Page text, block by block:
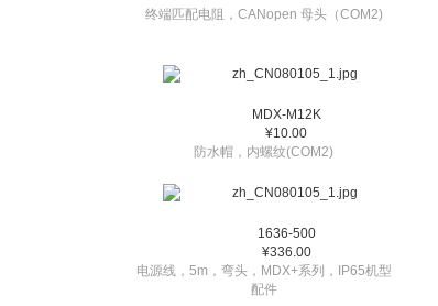
终端匹配电阻，CANopen 母头（COM2)
MDX-M12K
¥10.00
防水帽，内螺纹(COM2)
1636-500
¥336.00
电源线，5m，弯头，MDX+系列，IP65机型
配件